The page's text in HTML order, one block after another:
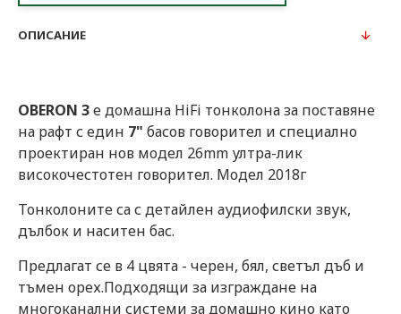
ОПИСАНИЕ
OBERON 3е домашна HiFi тонколона за поставяне
на рафт с един 7" басов говорител и специално
проектиран нов модел 26mm ултра-лик
високочестотен говорител. Модел 2018г
Тонколоните са с детайлен аудиофилски звук,
дълбок и наситен бас.
Предлагат се в 4 цвята - черен, бял, светъл дъб и
тъмен орех.Подходящи за изграждане на
многоканални системи за домашно кино като